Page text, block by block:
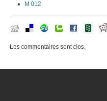
M 012
Les commentaires sont clos.